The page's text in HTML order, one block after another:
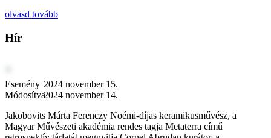
olvasd tovább
Hír
Esemény 2024 november 15.
Módosítva2024 november 14.
Jakobovits Márta Ferenczy Noémi-díjas keramikusművész, a
Magyar Művészeti akadémia rendes tagja Metaterra című